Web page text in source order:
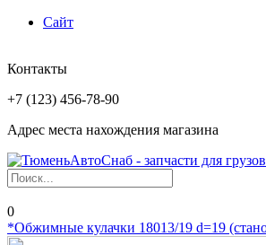
Сайт
Контакты
+7 (123) 456-78-90
Адрес места нахождения магазина
0
*Обжимные кулачки 18013/19 d=19